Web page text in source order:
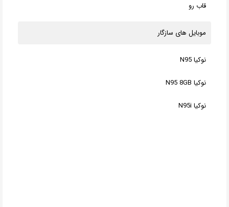
قاب رو
موبایل های سازگار
نوکیا N95
نوکیا N95 8GB
نوکیا N95i